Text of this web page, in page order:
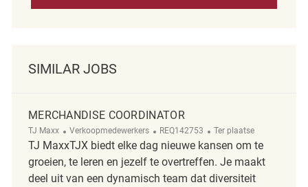
SIMILAR JOBS
MERCHANDISE COORDINATOR
TJ Maxx Categorie
Verkoopmedewerkers ReqId
REQ142753 Afgelegen
Ter plaatse
TJ MaxxTJX biedt elke dag nieuwe kansen om te
groeien, te leren en jezelf te overtreffen. Je maakt
deel uit van een dynamisch team dat diversiteit